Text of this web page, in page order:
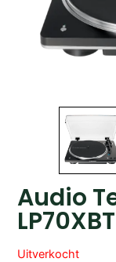
Audio
LP70XBT
Uitverkocht